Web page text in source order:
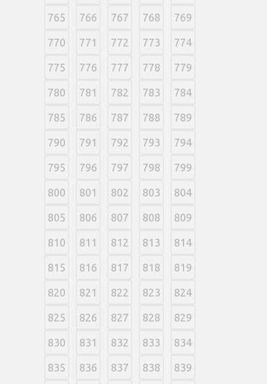
765 766 767 768 769
770 771 772 773 774
775 776 777 778 779
780 781 782 783 784
785 786 787 788 789
790 791 792 793 794
795 796 797 798 799
800 801 802 803 804
805 806 807 808 809
810 811 812 813 814
815 816 817 818 819
820 821 822 823 824
825 826 827 828 829
830 831 832 833 834
835 836 837 838 839